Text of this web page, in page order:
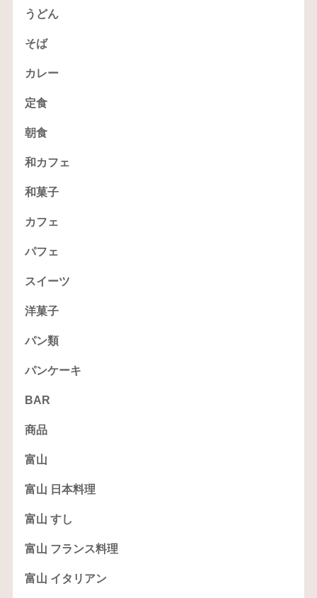
うどん
そば
カレー
定食
朝食
和カフェ
和菓子
カフェ
パフェ
スイーツ
洋菓子
パン類
パンケーキ
BAR
商品
富山
富山 日本料理
富山 すし
富山 フランス料理
富山 イタリアン